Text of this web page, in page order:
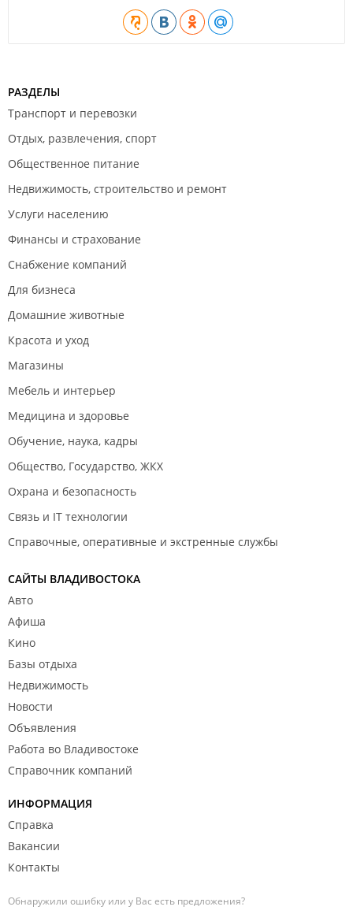
РАЗДЕЛЫ
Транспорт и перевозки
Отдых, развлечения, спорт
Общественное питание
Недвижимость, строительство и ремонт
Услуги населению
Финансы и страхование
Снабжение компаний
Для бизнеса
Домашние животные
Красота и уход
Магазины
Мебель и интерьер
Медицина и здоровье
Обучение, наука, кадры
Общество, Государство, ЖКХ
Охрана и безопасность
Связь и IT технологии
Справочные, оперативные и экстренные службы
САЙТЫ ВЛАДИВОСТОКА
Авто
Афиша
Кино
Базы отдыха
Недвижимость
Новости
Объявления
Работа во Владивостоке
Справочник компаний
ИНФОРМАЦИЯ
Справка
Вакансии
Контакты
Обнаружили ошибку или у Вас есть предложения?